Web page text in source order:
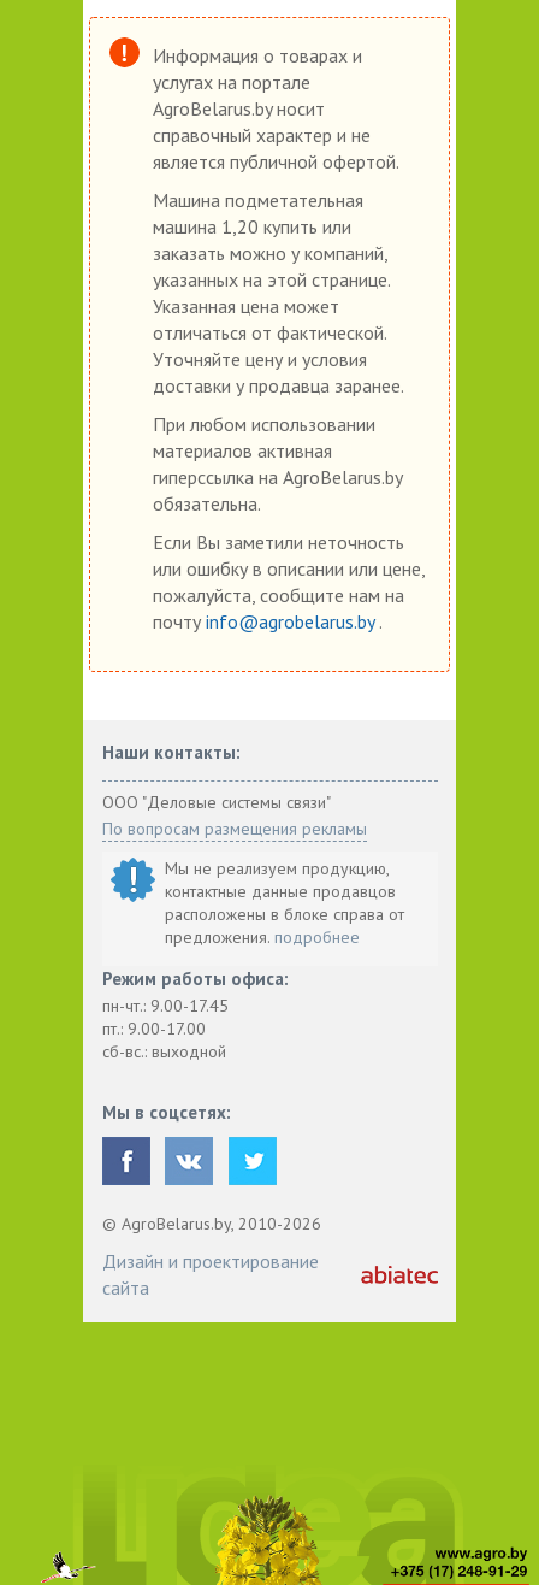
Информация о товарах и
услугах на портале
AgroBelarus.by носит
справочный характер и не
является публичной офертой.
Машина подметательная
машина 1,20 купить или
заказать можно у компаний,
указанных на этой странице.
Указанная цена может
отличаться от фактической.
Уточняйте цену и условия
доставки у продавца заранее.
При любом использовании
материалов активная
гиперссылка на AgroBelarus.by
обязательна.
Если Вы заметили неточность
или ошибку в описании или цене,
пожалуйста, сообщите нам на
почту info@agrobelarus.by.
Наши контакты:
ООО "Деловые системы связи"
По вопросам размещения рекламы
Мы не реализуем продукцию,
контактные данные продавцов
расположены в блоке справа от
предложения. подробнее
Режим работы офиса:
пн-чт.: 9.00-17.45
пт.: 9.00-17.00
сб-вс.: выходной
Мы в соцсетях:
© AgroBelarus.by, 2010-2026
Дизайн и проектирование
сайта